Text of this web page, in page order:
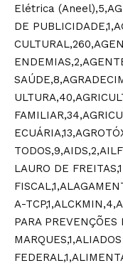
Elétrica
DE
LAURO DE
A-
PARA